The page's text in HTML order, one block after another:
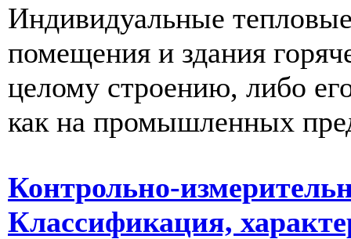
Индивидуальные
помещения и здания
целому строению, либо
как на промышленных
Контрольно-
Классификация,